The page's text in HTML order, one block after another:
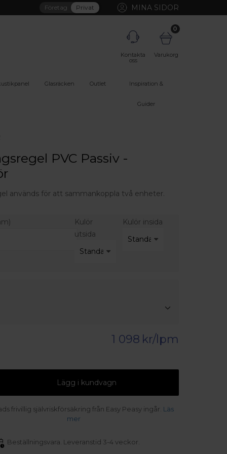
Företag Privat MINA SIDOR
Kontakta
oss
0
Varukorg
Glasräcken Outlet Inspiration &
Guider
PVC Passiv -
används för att sammankoppla två enheter.
Kulör
utsida
Kulör insida
1 098 kr/lpm
Lägg i kundvagn
frivillig självriskförsäkring från Easy Peasy ingår. Läs
mer
Beställningsvara. Leveranstid 3-4 veckor.